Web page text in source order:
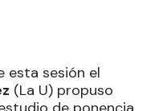
esta sesión el
(La U) propuso